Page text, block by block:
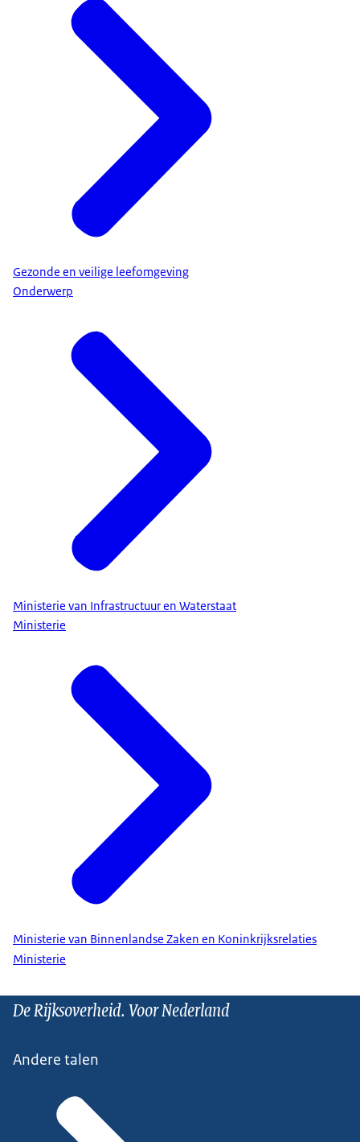
Gezonde en veilige leefomgeving
Onderwerp
Ministerie van Infrastructuur en Waterstaat
Ministerie
Ministerie van Binnenlandse Zaken en Koninkrijksrelaties
Ministerie
De Rijksoverheid. Voor Nederland
Andere talen